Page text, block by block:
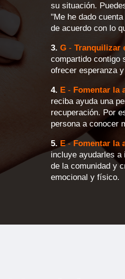
su situación.
"Me he dado
de acuerdo con lo
3. G- Tranquilizar
compartido contigo
ofrecer esperanza
4. E - Fomentar la
reciba ayuda una
recuperación. Por
persona a conocer
5. E-Fomentar la
incluye ayudarles a
de la comunidad y
emocional y físico.